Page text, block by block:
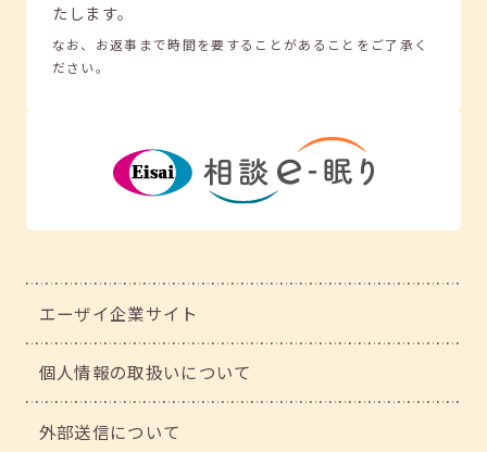
たします。
なお、お返事まで時間を要することがあることをご了承く
ださい。
エーザイ企業サイト
個人情報の取扱いについて
外部送信について